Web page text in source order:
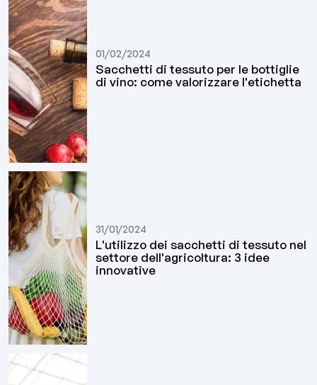
01/02/2024
Sacchetti di tessuto per le bottiglie
di vino: come valorizzare l'etichetta
31/01/2024
L'utilizzo dei sacchetti di tessuto nel
settore dell'agricoltura: 3 idee
innovative